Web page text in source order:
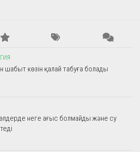
шабыт көзін қалай табуға болады
неге ағыс болмайды және су